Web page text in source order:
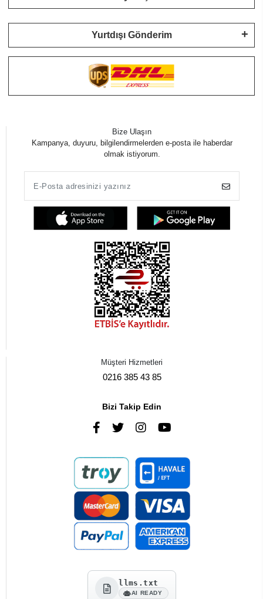
Yurtdışı Gönderim
Bize Ulaşın
Kampanya, duyuru, bilgilendirmelerden e-posta ile haberdar
olmak istiyorum.
Müşteri Hizmetleri
0216 385 43 85
Bizi Takip Edin
llms.txt
AI READY